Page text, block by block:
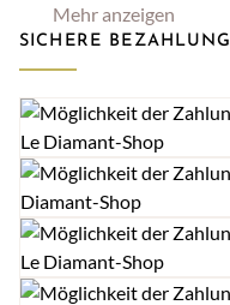
Mehr anzeigen
SICHERE BEZAHLUNG